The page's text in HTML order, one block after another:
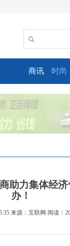
商讯 时尚
助力集体经
办！
来源：互联网 阅读：